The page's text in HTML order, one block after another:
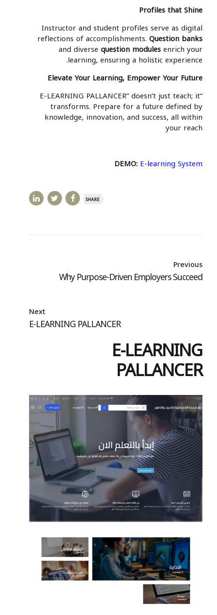
Profiles that Shine
Instructor and student profiles serve as digital
reflections of accomplishments. Question banks
and diverse question modulesenrich your
learning, ensuring a holistic experience.
Elevate Your Learning, Empower Your Future
“E-LEARNING PALLANCER” doesn’t just teach; it
transforms. Prepare for a future defined by
knowledge, innovation, and success, all within
your reach
DEMO: E-learning System
SHARE
Previous
Why Purpose-Driven Employers Succeed
Next
E-LEARNING PALLANCER
E-LEARNING
PALLANCER